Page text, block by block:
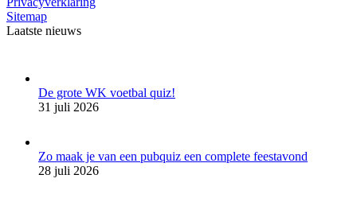
Sitemap
Laatste nieuws
De grote WK voetbal quiz!
31 juli 2026
Zo maak je van een pubquiz een complete feestavond
28 juli 2026